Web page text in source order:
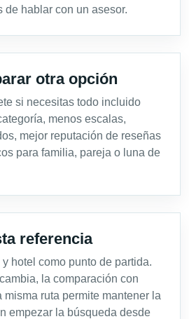
de hablar con un asesor.
otra opción
si necesitas todo incluido
menos escalas,
mejor reputación de reseñas
para familia, pareja o luna de
referencia
hotel como punto de partida.
la comparación con
misma ruta permite mantener la
empezar la búsqueda desde